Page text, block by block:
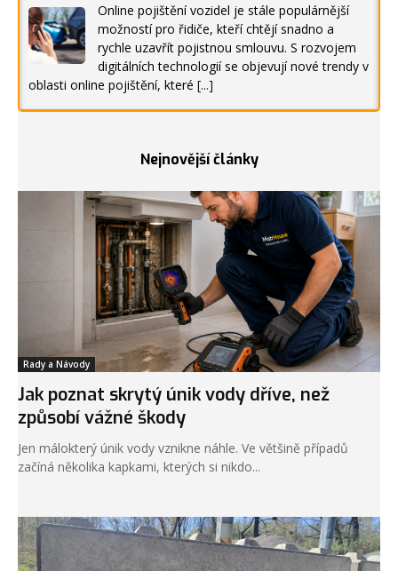
Online pojištění vozidel je stále populárnější
možností pro řidiče, kteří chtějí snadno a
rychle uzavřít pojistnou smlouvu. S rozvojem
digitálních technologií se objevují nové trendy v
oblasti online pojištění, které [...]
Nejnovější články
Rady a Návody
Jak poznat skrytý únik vody dříve, než
způsobí vážné škody
Jen málokterý únik vody vznikne náhle. Ve většině případů
začíná několika kapkami, kterých si nikdo...